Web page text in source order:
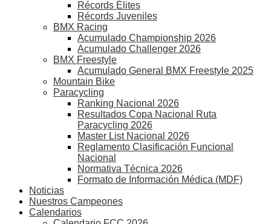
Récords Élites
Récords Juveniles
BMX Racing
Acumulado Championship 2026
Acumulado Challenger 2026
BMX Freestyle
Acumulado General BMX Freestyle 2025
Mountain Bike
Paracycling
Ranking Nacional 2026
Resultados Copa Nacional Ruta
Paracycling 2026
Master List Nacional 2026
Reglamento Clasificación Funcional
Nacional
Normativa Técnica 2026
Formato de Información Médica (MDF)
Noticias
Nuestros Campeones
Calendarios